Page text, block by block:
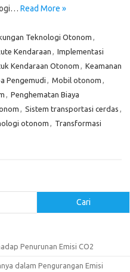
Read More »
Teknologi Otonom ,
Kendaraan , Implementasi
Kendaraan Otonom , Keamanan
Pengemudi , Mobil otonom ,
, Penghematan Biaya
, Sistem transportasi cerdas ,
otonom , Transformasi
Cari
Penurunan Emisi CO2
dalam Pengurangan Emisi